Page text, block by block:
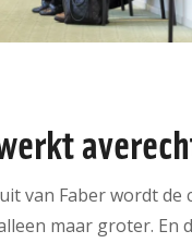
van Faber wordt de
maar groter. En